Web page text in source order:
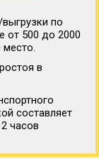
по
от 500 до 2000
в
составляет
часов